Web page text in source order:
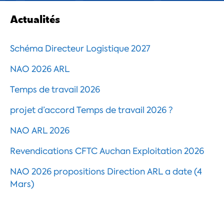
Actualités
Schéma Directeur Logistique 2027
NAO 2026 ARL
Temps de travail 2026
projet d’accord Temps de travail 2026 ?
NAO ARL 2026
Revendications CFTC Auchan Exploitation 2026
NAO 2026 propositions Direction ARL a date (4
Mars)